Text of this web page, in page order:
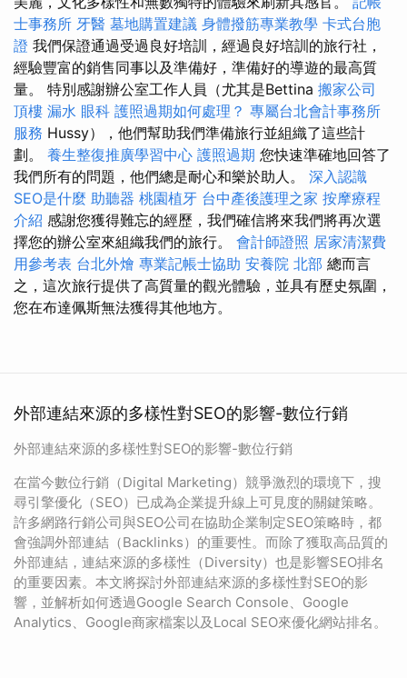
士事務所 牙醫 墓地購置建議 身體撥筋專業教學 卡式台胞
證 我們保證通過受過良好培訓，經過良好培訓的旅行社，
經驗豐富的銷售同事以及準備好，準備好的導遊的最高質
量。 特別感謝辦公室工作人員（尤其是Bettina 搬家公司
頂樓 漏水 眼科 護照過期如何處理？ 專屬台北會計事務所
服務 Hussy），他們幫助我們準備旅行並組織了這些計
劃。 養生整復推廣學習中心 護照過期 您快速準確地回答了
我們所有的問題，他們總是耐心和樂於助人。 深入認識
SEO是什麼 助聽器 桃園植牙 台中產後護理之家 按摩療程
介紹 感謝您獲得難忘的經歷，我們確信將來我們將再次選
擇您的辦公室來組織我們的旅行。 會計師證照 居家清潔費
用參考表 台北外燴 專業記帳士協助 安養院 北部 總而言
之，這次旅行提供了高質量的觀光體驗，並具有歷史氛圍，
您在布達佩斯無法獲得其他地方。
外部連結來源的多樣性對SEO的影響-數位行銷
外部連結來源的多樣性對SEO的影響-數位行銷
在當今數位行銷（Digital Marketing）競爭激烈的環境下，搜
尋引擎優化（SEO）已成為企業提升線上可見度的關鍵策略。
許多網路行銷公司與SEO公司在協助企業制定SEO策略時，都
會強調外部連結（Backlinks）的重要性。而除了獲取高品質的
外部連結，連結來源的多樣性（Diversity）也是影響SEO排名
的重要因素。本文將探討外部連結來源的多樣性對SEO的影
響，並解析如何透過Google Search Console、Google
Analytics、Google商家檔案以及Local SEO來優化網站排名。